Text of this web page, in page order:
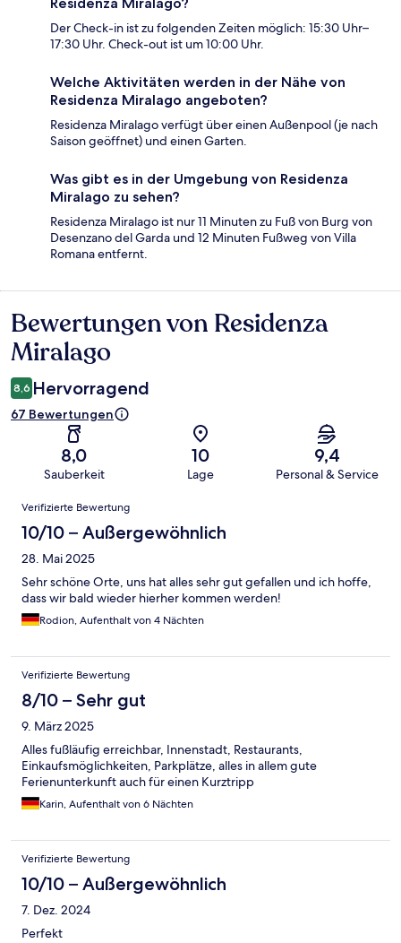
Der Check-in ist zu folgenden Zeiten möglich: 15:30 Uhr–
17:30 Uhr. Check-out ist um 10:00 Uhr.
Welche Aktivitäten werden in der Nähe von
Residenza Miralago angeboten?
Residenza Miralago verfügt über einen Außenpool (je nach
Saison geöffnet) und einen Garten.
Was gibt es in der Umgebung von Residenza
Miralago zu sehen?
Residenza Miralago ist nur 11 Minuten zu Fuß von Burg von
Desenzano del Garda und 12 Minuten Fußweg von Villa
Romana entfernt.
Bewertungen
Bewertungen von Residenza
Miralago
8,6 Hervorragend
67 Bewertungen
8,0
Sauberkeit
10
Lage
9,4
Personal & Service
Bewertungen
Verifizierte Bewertung
10/10 – Außergewöhnlich
28. Mai 2025
Sehr schöne Orte, uns hat alles sehr gut gefallen und ich hoffe,
dass wir bald wieder hierher kommen werden!
Rodion, Aufenthalt von 4 Nächten
Verifizierte Bewertung
8/10 – Sehr gut
9. März 2025
Alles fußläufig erreichbar, Innenstadt, Restaurants,
Einkaufsmöglichkeiten, Parkplätze, alles in allem gute
Ferienunterkunft auch für einen Kurztripp
Karin, Aufenthalt von 6 Nächten
Verifizierte Bewertung
10/10 – Außergewöhnlich
7. Dez. 2024
Perfekt